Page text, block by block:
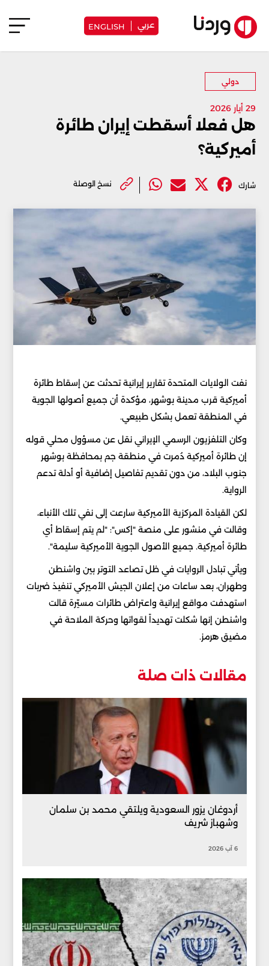
عربي ENGLISH
دولي
29 أيار 2026
هل فعلا أسقطت إيران طائرة
أميركية؟
شارك نسخ الوصلة
نفت الولايات المتحدة تقارير إيرانية تحدثت عن إسقاط طائرة
أميركية قرب مدينة بوشهر، مؤكدة أن جميع أصولها الجوية
في المنطقة تعمل بشكل طبيعي.
وكان التلفزيون الرسمي الإيراني نقل عن مسؤول محلي قوله
إن طائرة أميركية دُمرت في منطقة جم بمحافظة بوشهر
جنوب البلاد، من دون تقديم تفاصيل إضافية أو أدلة تدعم
الرواية.
لكن القيادة المركزية الأميركية سارعت إلى نفي تلك الأنباء،
وقالت في منشور على منصة "إكس": "لم يتم إسقاط أي
طائرة أميركية. جميع الأصول الجوية الأميركية سليمة".
ويأتي تبادل الروايات في ظل تصاعد التوتر بين واشنطن
وطهران، بعد ساعات من إعلان الجيش الأميركي تنفيذ ضربات
استهدفت مواقع إيرانية واعتراض طائرات مسيّرة قالت
واشنطن إنها شكلت تهديداً لقواتها وحركة الملاحة في
مضيق هرمز.
مقالات ذات صلة
أردوغان يزور السعودية ويلتقي محمد بن سلمان
وشهباز شريف
6 آب 2026